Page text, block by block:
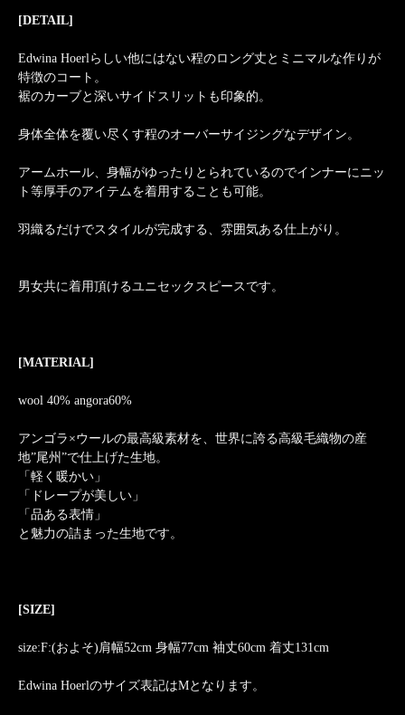
[DETAIL]
Edwina Hoerlらしい他にはない程のロング丈とミニマルな作りが
特徴のコート。
裾のカーブと深いサイドスリットも印象的。
身体全体を覆い尽くす程のオーバーサイジングなデザイン。
アームホール、身幅がゆったりとられているのでインナーにニッ
ト等厚手のアイテムを着用することも可能。
羽織るだけでスタイルが完成する、雰囲気ある仕上がり。
男女共に着用頂けるユニセックスピースです。
[MATERIAL]
wool 40% angora60%
アンゴラ×ウールの最高級素材を、世界に誇る高級毛織物の産
地”尾州”で仕上げた生地。
「軽く暖かい」
「ドレープが美しい」
「品ある表情」
と魅力の詰まった生地です。
[SIZE]
size:F:(およそ)肩幅52cm 身幅77cm 袖丈60cm 着丈131cm
Edwina Hoerlのサイズ表記はMとなります。